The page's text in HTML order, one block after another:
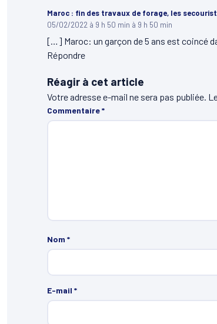
Maroc : fin des travaux de forage, les
05/02/2022 à 9 h 50 min à 9 h 50 min
[…] Maroc: un garçon de 5 ans est coincé
Répondre
Réagir à cet article
Votre adresse e-mail ne sera pas publiée.
Commentaire*
Nom *
E-mail *